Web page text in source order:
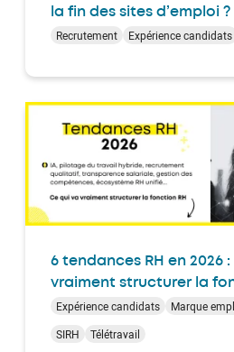
la fin des sites d’emploi ?
Recrutement Expérience candidats
6 tendances RH en 2026
vraiment structurer la
Expérience candidats Marque
SIRH
Télétravail